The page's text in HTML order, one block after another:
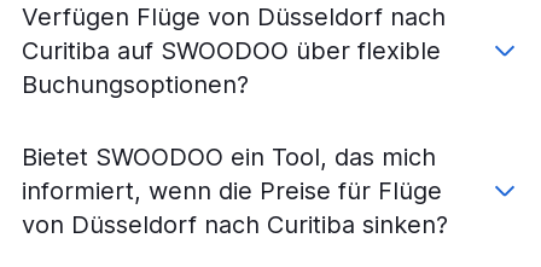
Verfügen Flüge von Düsseldorf nach
Curitiba auf SWOODOO über flexible
Buchungsoptionen?
Bietet SWOODOO ein Tool, das mich
informiert, wenn die Preise für Flüge
von Düsseldorf nach Curitiba sinken?